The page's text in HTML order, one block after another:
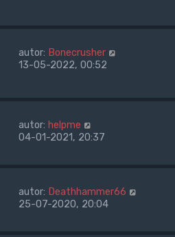
autor: Bonecrusher
13-05-2022, 00:52
autor: helpme
04-01-2021, 20:37
autor: Deathhammer66
25-07-2020, 20:04